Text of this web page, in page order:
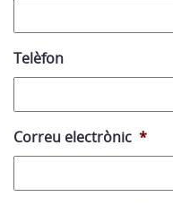
Telèfon
Correu electrònic *